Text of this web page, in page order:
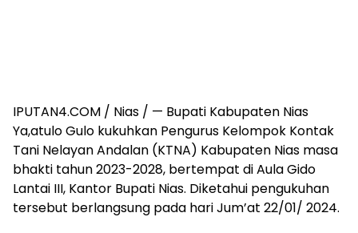
IPUTAN4.COM / Nias / — Bupati Kabupaten Nias
Ya,atulo Gulo kukuhkan Pengurus Kelompok Kontak
Tani Nelayan Andalan (KTNA) Kabupaten Nias masa
bhakti tahun 2023-2028, bertempat di Aula Gido
Lantai III, Kantor Bupati Nias. Diketahui pengukuhan
tersebut berlangsung pada hari Jum’at 22/01/ 2024.